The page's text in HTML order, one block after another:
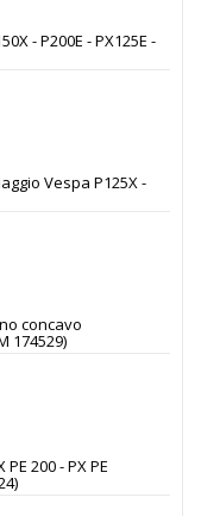
- P200E - PX125E -
Vespa P125X -
concavo
174529)
200 - PX PE